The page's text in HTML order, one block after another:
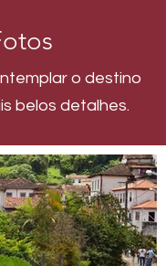
o destino
belos detalhes.